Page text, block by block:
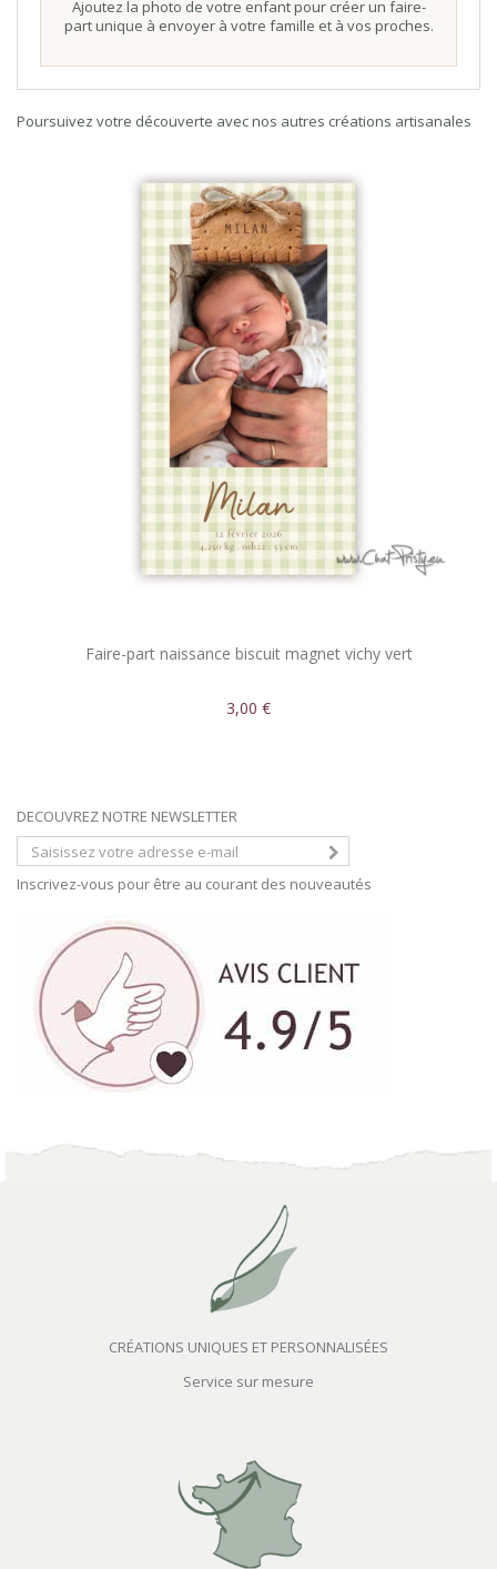
Ajoutez la photo de votre enfant pour créer un faire-
part unique à envoyer à votre famille et à vos proches.
Poursuivez votre découverte avec nos autres créations artisanales
Faire-part naissance biscuit magnet vichy vert
3,00 €
DECOUVREZ NOTRE NEWSLETTER
Inscrivez-vous pour être au courant des nouveautés
CRÉATIONS UNIQUES ET PERSONNALISÉES
Service sur mesure